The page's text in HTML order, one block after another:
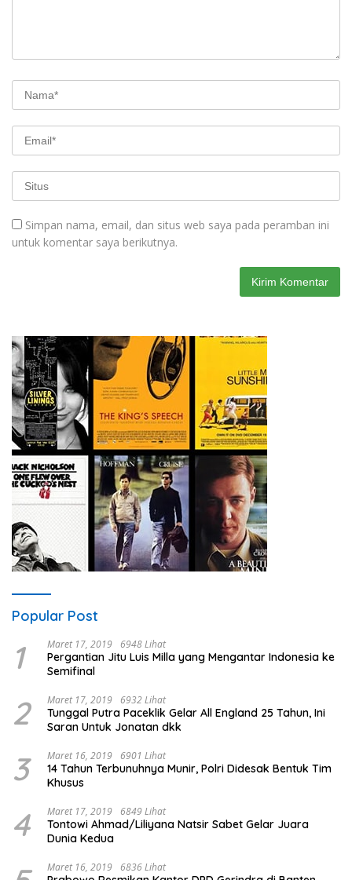
Simpan nama, email, dan situs web saya pada peramban ini
untuk komentar saya berikutnya.
Popular Post
1 Maret 17, 2019 6948 Lihat
Pergantian Jitu Luis Milla yang Mengantar Indonesia ke
Semifinal
2 Maret 17, 2019 6932 Lihat
Tunggal Putra Paceklik Gelar All England 25 Tahun, Ini
Saran Untuk Jonatan dkk
3 Maret 16, 2019 6901 Lihat
14 Tahun Terbunuhnya Munir, Polri Didesak Bentuk Tim
Khusus
4 Maret 17, 2019 6849 Lihat
Tontowi Ahmad/Liliyana Natsir Sabet Gelar Juara
Dunia Kedua
Maret 16, 2019 6836 Lihat